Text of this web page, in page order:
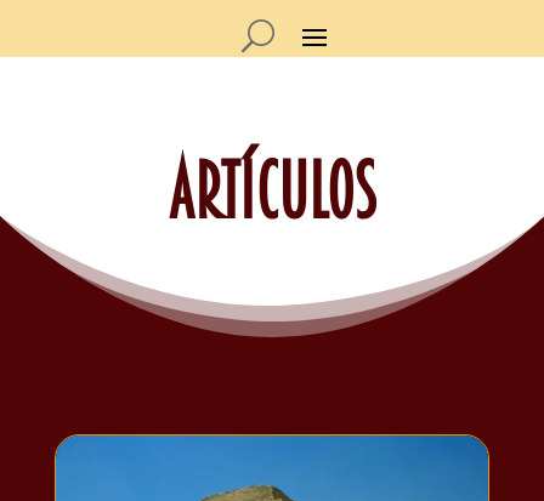
Artículos